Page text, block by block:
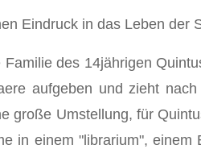
Eindruck in das Leben der
des 14jährigen
aufgeben und zieht
große Umstellung, für
in einem "librarium", einem